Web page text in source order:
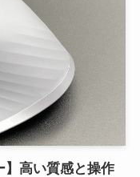
】高い質感と操作